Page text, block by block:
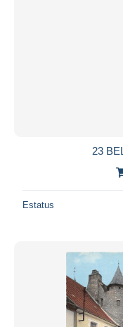
23
Estatus